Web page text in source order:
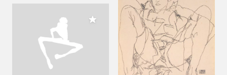
Meiner Sammlung hinzufügen